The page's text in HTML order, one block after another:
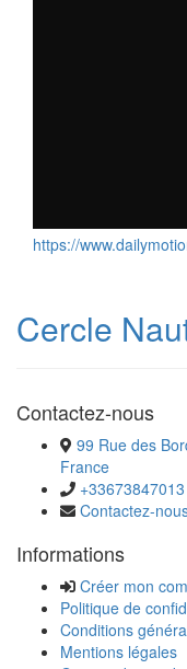
https://
Cercle
Contactez-nous
99 Rue des
France
+33673847013
Contactez-
Informations
Créer mon
Politique de
Conditions
Mentions légales